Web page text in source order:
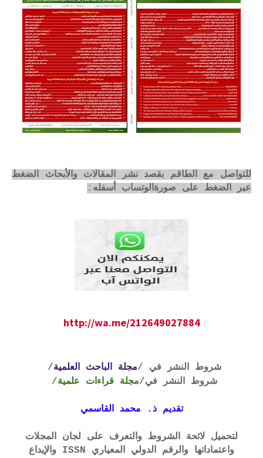
للتواصل مع الطاقم بقصد نشر المقالات والأبحاث الضغط
عبر الضغط على صورةالوتساب أسفله:
http://wa.me/212649027884
شروط النشر في /مجلة الباحث العلمية/
شروط النشر في/مجلة قراءات علمية/
تقديم ذ. محمد القاسمي
لتحميل لائحة الشروط والتعرف على لجان المجلات
واعتماداتها والرقم الدولي المعياري ISSN والإيداع